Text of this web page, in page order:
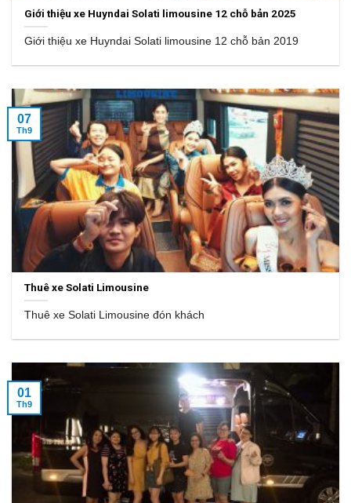
Giới thiệu xe Huyndai Solati limousine 12 chỗ bản 2025
Giới thiệu xe Huyndai Solati limousine 12 chỗ bản 2019
Thuê xe Solati Limousine
Thuê xe Solati Limousine đón khách
07
Th9
01
Th9